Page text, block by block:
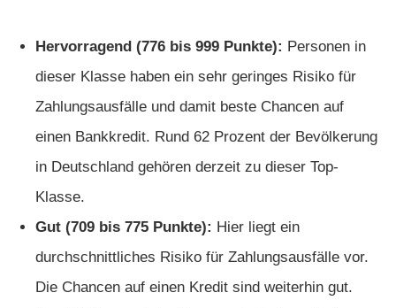
Hervorragend (776 bis 999 Punkte): Personen in
dieser Klasse haben ein sehr geringes Risiko für
Zahlungsausfälle und damit beste Chancen auf
einen Bankkredit. Rund 62 Prozent der Bevölkerung
in Deutschland gehören derzeit zu dieser Top-
Klasse.
Gut (709 bis 775 Punkte): Hier liegt ein
durchschnittliches Risiko für Zahlungsausfälle vor.
Die Chancen auf einen Kredit sind weiterhin gut.